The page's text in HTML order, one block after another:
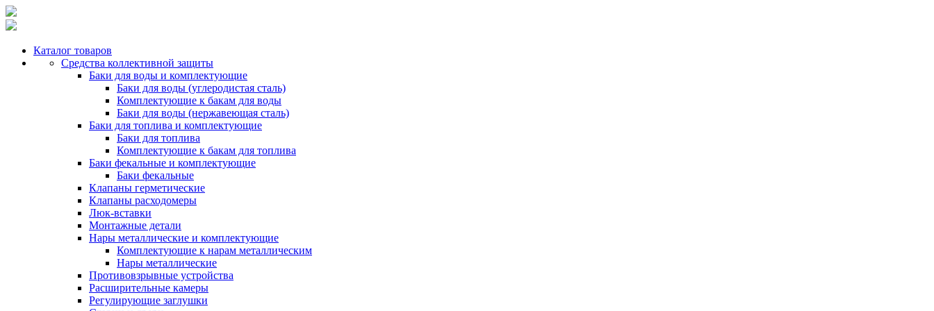
Каталог товаров
Средства коллективной защиты
Баки для воды и комплектующие
Баки для воды (углеродистая сталь)
Комплектующие к бакам для воды
Баки для воды (нержавеющая сталь)
Баки для топлива и комплектующие
Баки для топлива
Комплектующие к бакам для топлива
Баки фекальные и комплектующие
Баки фекальные
Клапаны герметические
Клапаны расходомеры
Люк-вставки
Монтажные детали
Нары металлические и комплектующие
Комплектующие к нарам металлическим
Нары металлические
Противовзрывные устройства
Расширительные камеры
Регулирующие заглушки